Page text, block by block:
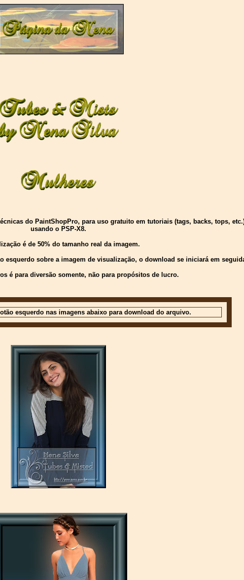
do PaintShopPro, para uso gratuito em tutoriais (tags, backs, tops,
usando o PSP-X8.
é de 50% do tamanho real da imagem.
esquerdo sobre a imagem de visualização, o download se iniciará em
é para diversão somente, não para propósitos de lucro.
esquerdo nas imagens abaixo para download do arquivo.